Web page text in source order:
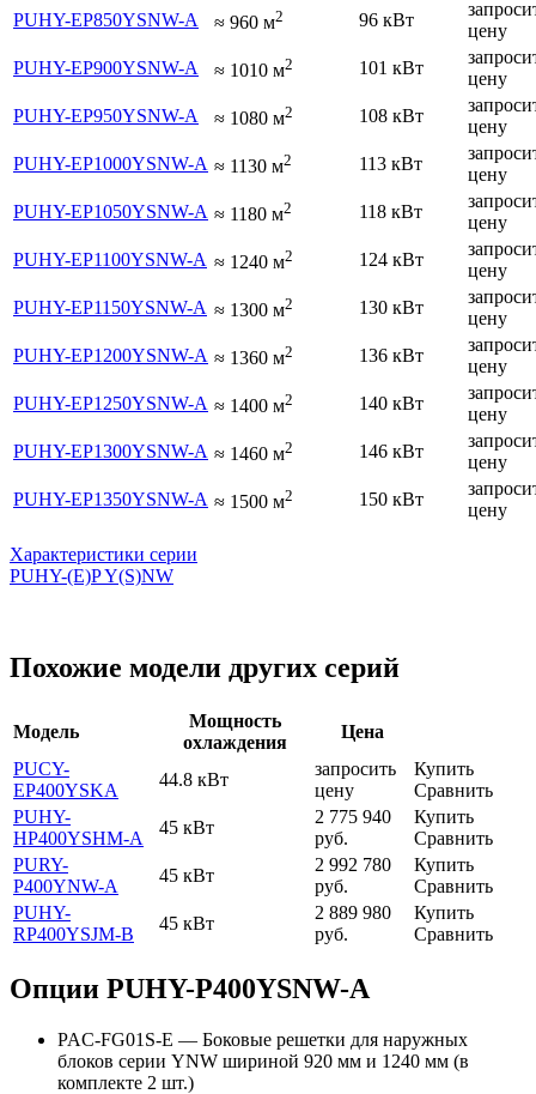
PUHY-EP850YSNW-A
≈ 960 м2 96 кВт
цену
PUHY-EP900YSNW-A
≈ 1010 м2 101 кВт
цену
PUHY-EP950YSNW-A
≈ 1080 м2 108 кВт
цену
PUHY-EP1000YSNW-A ≈ 1130 м2 113 кВт
цену
PUHY-EP1050YSNW-A ≈ 1180 м2 118 кВт
цену
PUHY-EP1100YSNW-A ≈ 1240 м2 124 кВт
цену
PUHY-EP1150YSNW-A ≈ 1300 м2 130 кВт
цену
PUHY-EP1200YSNW-A ≈ 1360 м2 136 кВт
цену
PUHY-EP1250YSNW-A ≈ 1400 м2 140 кВт
цену
PUHY-EP1300YSNW-A ≈ 1460 м2 146 кВт
цену
PUHY-EP1350YSNW-A ≈ 1500 м2 150 кВт
цену
Характеристики серии
PUHY-(E)P Y(S)NW
Похожие модели других серий
Модель
Мощность
охлаждения
Цена
PUCY-
EP400YSKA
44.8 кВт
запросить
цену
Купить
Сравнить
PUHY-
HP400YSHM-A
45 кВт
2 775 940
руб.
Купить
Сравнить
PURY-
P400YNW-A
45 кВт
2 992 780
руб.
Купить
Сравнить
PUHY-
RP400YSJM-B
45 кВт
2 889 980
руб.
Купить
Сравнить
Опции PUHY-P400YSNW-A
PAC-FG01S-E — Боковые решетки для наружных
блоков серии YNW шириной 920 мм и 1240 мм (в
комплекте 2 шт.)